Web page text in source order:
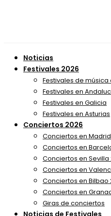
Noticias
Festivales 2026
Festivales de música
Festivales en
Festivales en Galicia
Festivales en Asturias
Conciertos 2026
Conciertos en
Conciertos en
Conciertos en Sevilla
Conciertos en
Conciertos en Bilbao
Conciertos en
Giras de conciertos
Noticias de Festivales